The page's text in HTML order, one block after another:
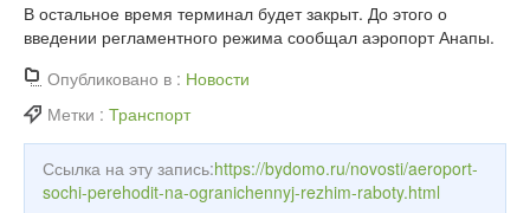
В остальное время терминал будет закрыт. До этого о
введении регламентного режима сообщал аэропорт Анапы.
Опубликовано в : Новости
Метки : Транспорт
Ссылка на эту запись:https://bydomo.ru/novosti/aeroport-
sochi-perehodit-na-ogranichennyj-rezhim-raboty.html